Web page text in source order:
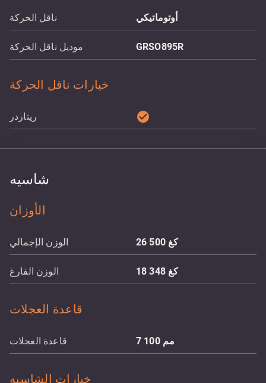
ناقل الحركة أوتوماتيكي
موديل ناقل الحركة GRSO895R
خيارات ناقل الحركة
ريتاردر check_circle
شاسيه
الأوزان
الوزن الإجمالي 26 500 كغ
الوزن الفارغ 18 348 كغ
قاعدة العجلات
قاعدة العجلات 7 100 مم
خيارات الشاسيه